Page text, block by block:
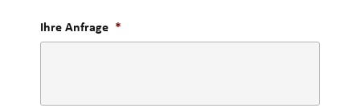
Ihre Anfrage *